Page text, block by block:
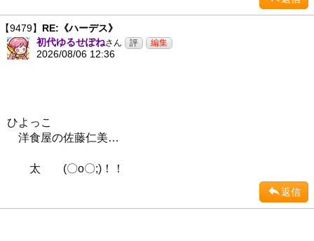
【9479】 RE:《ハーデス》
初代ゆるせぽねさん
2026/08/06 12:36
ひよっこ
洋食屋の佐藤仁美…
太 (〇o〇;)！！
返信